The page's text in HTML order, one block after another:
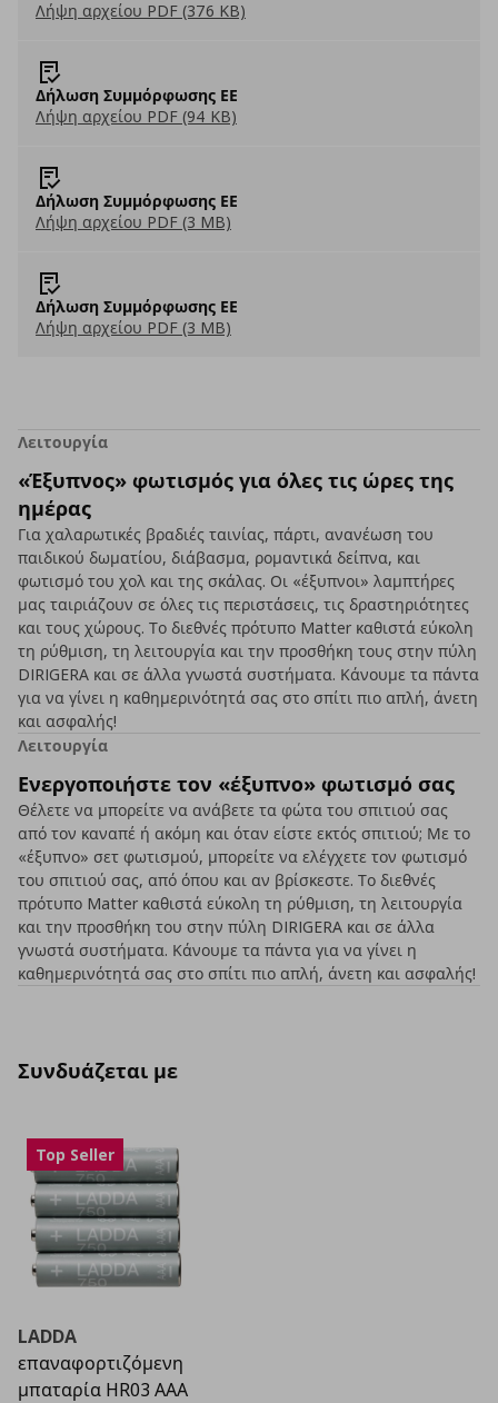
Λήψη αρχείου PDF (376 KB)
Δήλωση Συμμόρφωσης ΕΕ
Λήψη αρχείου PDF (94 KB)
Δήλωση Συμμόρφωσης ΕΕ
Λήψη αρχείου PDF (3 MB)
Δήλωση Συμμόρφωσης ΕΕ
Λήψη αρχείου PDF (3 MB)
Λειτουργία
«Έξυπνος» φωτισμός για όλες τις ώρες της
ημέρας
Για χαλαρωτικές βραδιές ταινίας, πάρτι, ανανέωση του
παιδικού δωματίου, διάβασμα, ρομαντικά δείπνα, και
φωτισμό του χολ και της σκάλας. Οι «έξυπνοι» λαμπτήρες
μας ταιριάζουν σε όλες τις περιστάσεις, τις δραστηριότητες
και τους χώρους. Το διεθνές πρότυπο Matter καθιστά εύκολη
τη ρύθμιση, τη λειτουργία και την προσθήκη τους στην πύλη
DIRIGERA και σε άλλα γνωστά συστήματα. Κάνουμε τα πάντα
για να γίνει η καθημερινότητά σας στο σπίτι πιο απλή, άνετη
και ασφαλής!
Λειτουργία
Ενεργοποιήστε τον «έξυπνο» φωτισμό σας
Θέλετε να μπορείτε να ανάβετε τα φώτα του σπιτιού σας
από τον καναπέ ή ακόμη και όταν είστε εκτός σπιτιού; Με το
«έξυπνο» σετ φωτισμού, μπορείτε να ελέγχετε τον φωτισμό
του σπιτιού σας, από όπου και αν βρίσκεστε. Το διεθνές
πρότυπο Matter καθιστά εύκολη τη ρύθμιση, τη λειτουργία
και την προσθήκη του στην πύλη DIRIGERA και σε άλλα
γνωστά συστήματα. Κάνουμε τα πάντα για να γίνει η
καθημερινότητά σας στο σπίτι πιο απλή, άνετη και ασφαλής!
Συνδυάζεται με
Top Seller
LADDA
επαναφορτιζόμενη
μπαταρία HR03 AAA